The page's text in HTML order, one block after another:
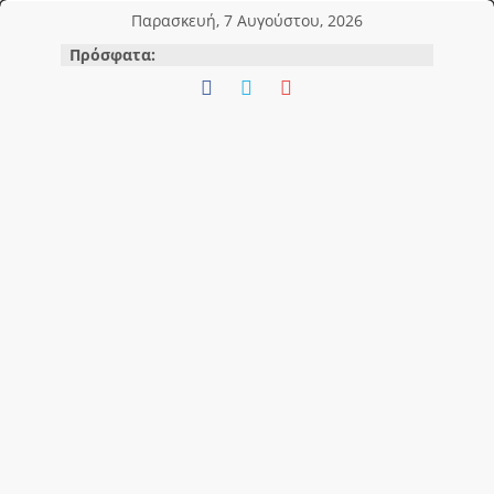
Μετάβαση
περιεχόμενο
Παρασκευή, 7 Αυγούστου, 2026
Πρόσφατα: